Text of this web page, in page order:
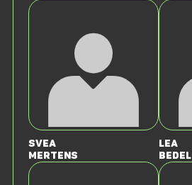
Svea
Mertens
Lea
Bedel